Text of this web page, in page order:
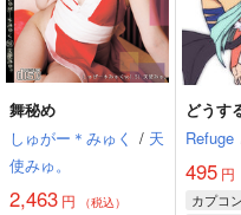
舞秘め
しゅがー＊みゅく / 天
使みゅ。
2,463 円 （税込）
どうす
Refuge
495 円
カプコン